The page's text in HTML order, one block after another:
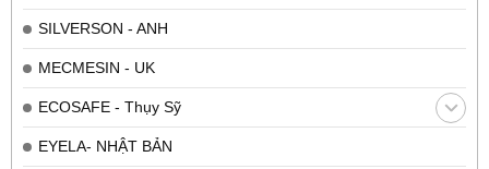
SILVERSON - ANH
MECMESIN - UK
ECOSAFE - Thụy Sỹ
EYELA- NHẬT BẢN